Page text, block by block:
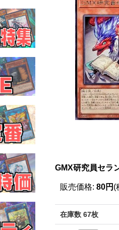
GMX研究員セラ
販売価格: 80円 (
在庫数 67枚